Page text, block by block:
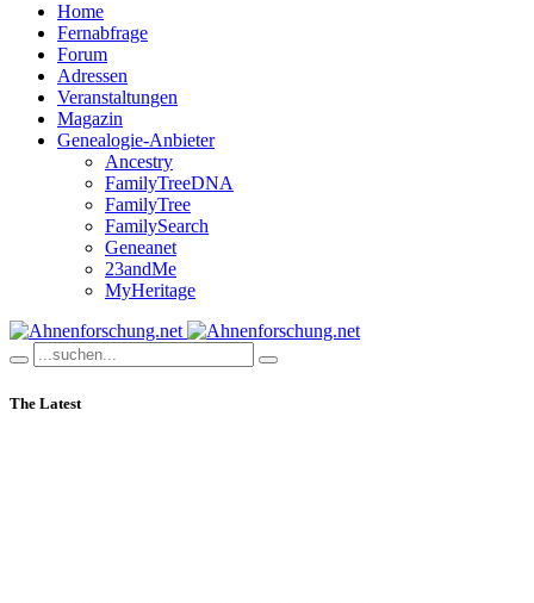
Home
Fernabfrage
Forum
Adressen
Veranstaltungen
Magazin
Genealogie-Anbieter
Ancestry
FamilyTreeDNA
FamilyTree
FamilySearch
Geneanet
23andMe
MyHeritage
The Latest